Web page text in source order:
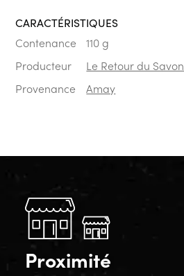
CARACTÉRISTIQUES
Contenance
110 g
Producteur
Le Retour du Savon
Provenance
Amay
Proximité